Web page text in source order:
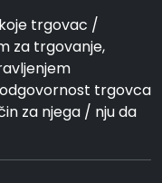
trgovac /
za trgovanje,
trgovca
za njega / nju da